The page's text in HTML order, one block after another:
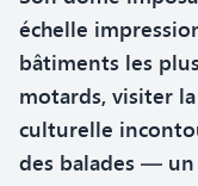
échelle
bâtiments les
motards, visiter
culturelle
des balades —